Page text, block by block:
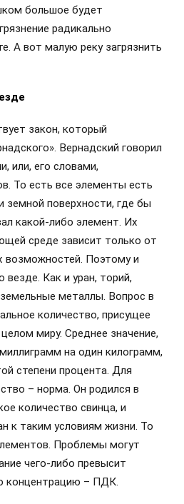
большое будет
радикально
А вот малую реку загрязнить
закон, который
Вернадский говорил
или, его словами,
То есть все элементы есть
земной поверхности, где бы
какой-либо элемент. Их
среде зависит только от
возможностей. Поэтому и
Как и уран, торий,
металлы. Вопрос в
количество, присущее
миру. Среднее значение,
на один килограмм,
степени процента. Для
– норма. Он родился в
количество свинца, и
к таким условиям жизни. То
Проблемы могут
чего-либо превысит
концентрацию – ПДК.